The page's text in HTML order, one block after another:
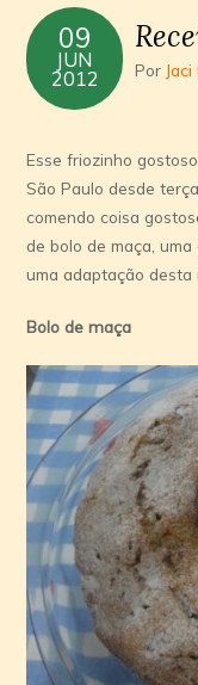
09
JUN
2012
Por
Esse friozinho
São Paulo desde
comendo coisa
de bolo de maça,
uma adaptação
Bolo de maça